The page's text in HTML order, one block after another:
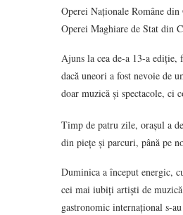
Operei Naționale Române
Operei Maghiare de Stat din
Ajuns la cea de-a 13-a
dacă uneori a fost nevoie de
doar muzică și spectacole, ci
Timp de patru zile, orașul a
din piețe și parcuri, până pe
Duminica a început energic,
cei mai iubiți artiști de
gastronomic internațional s-